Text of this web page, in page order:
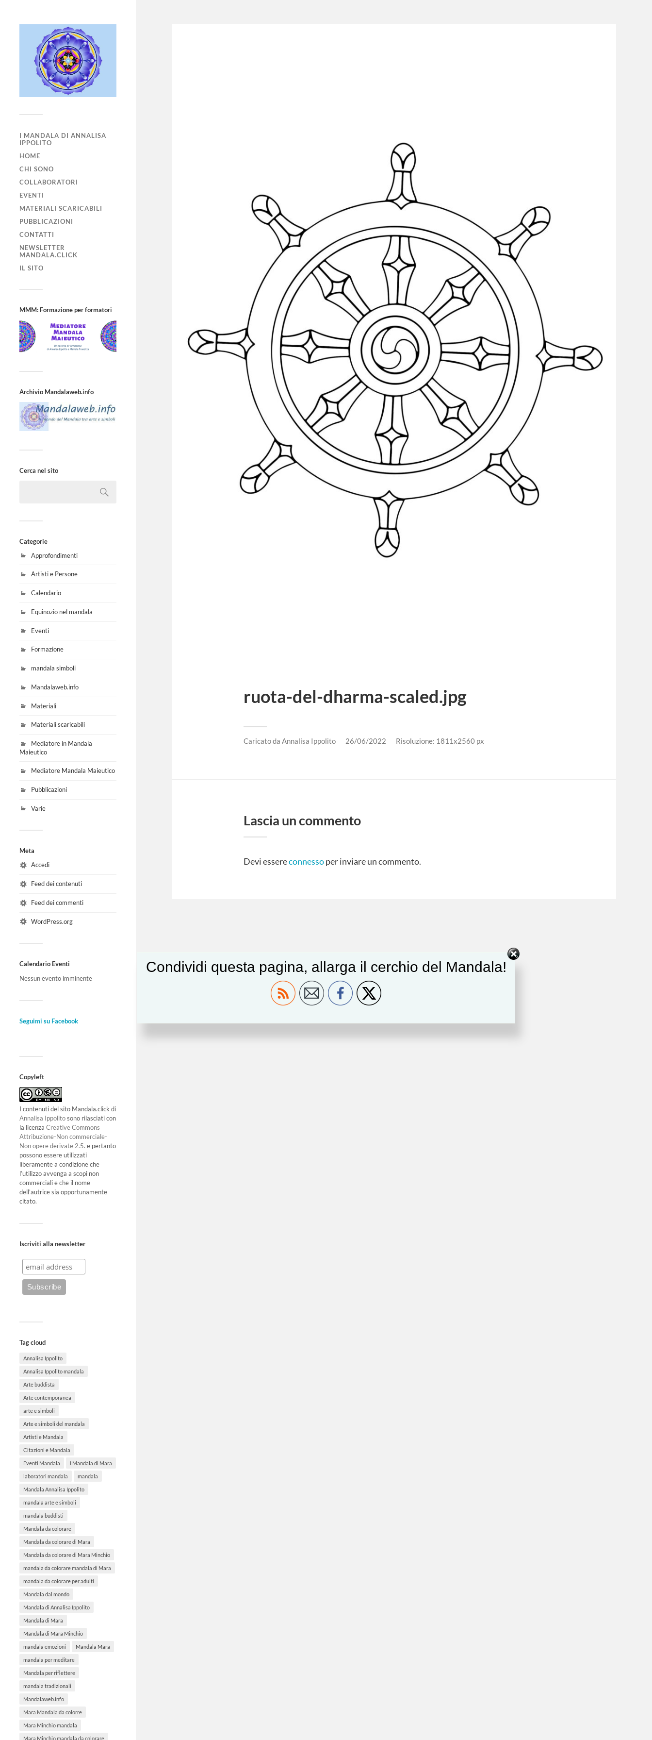
I MANDALA DI ANNALISA
IPPOLITO
HOME
CHI SONO
COLLABORATORI
EVENTI
MATERIALI SCARICABILI
PUBBLICAZIONI
CONTATTI
NEWSLETTER
MANDALA.CLICK
IL SITO
MMM: Formazione per formatori
Archivio Mandalaweb.info
Cerca nel sito
Categorie
Approfondimenti
Artisti e Persone
Calendario
Equinozio nel mandala
Eventi
Formazione
mandala simboli
Mandalaweb.info
Materiali
Materiali scaricabili
Mediatore in Mandala
Maieutico
Mediatore Mandala Maieutico
Pubblicazioni
Varie
Meta
Accedi
Feed dei contenuti
Feed dei commenti
WordPress.org
Calendario Eventi
Nessun evento imminente
Seguimi su Facebook
Copyleft
I contenuti del sito Mandala.click di
Annalisa Ippolitosono rilasciati con
la licenza Creative Commons
Attribuzione-Non commerciale-
Non opere derivate 2.5. e pertanto
possono essere utilizzati
liberamente a condizione che
l’utilizzo avvenga a scopi non
commerciali e che il nome
dell’autrice sia opportunamente
citato.
Iscriviti alla newsletter
Tag cloud
Annalisa Ippolito
Annalisa Ippolito mandala
Arte buddista
Arte contemporanea
arte e simboli
Arte e simboli del mandala
Artisti e Mandala
Citazioni e Mandala
Eventi Mandala I Mandala di Mara
laboratori mandala mandala
Mandala Annalisa Ippolito
mandala arte e simboli
mandala buddisti
Mandala da colorare
Mandala da colorare di Mara
Mandala da colorare di Mara Minchio
mandala da colorare mandala di Mara
mandala da colorare per adulti
Mandala dal mondo
Mandala di Annalisa Ippolito
Mandala di Mara
Mandala di Mara Minchio
mandala emozioni Mandala Mara
mandala per meditare
Mandala per riflettere
mandala tradizionali
Mandalaweb.info
Mara Mandala da colorre
Mara Minchio mandala
Mara Minchio mandala da colorare
ruota-del-dharma-scaled.jpg
Caricato da Annalisa Ippolito 26/06/2022 Risoluzione: 1811x2560 px
Lascia un commento
Devi essereconnessoper inviare un commento.
Condividi questa pagina, allarga il cerchio del Mandala!